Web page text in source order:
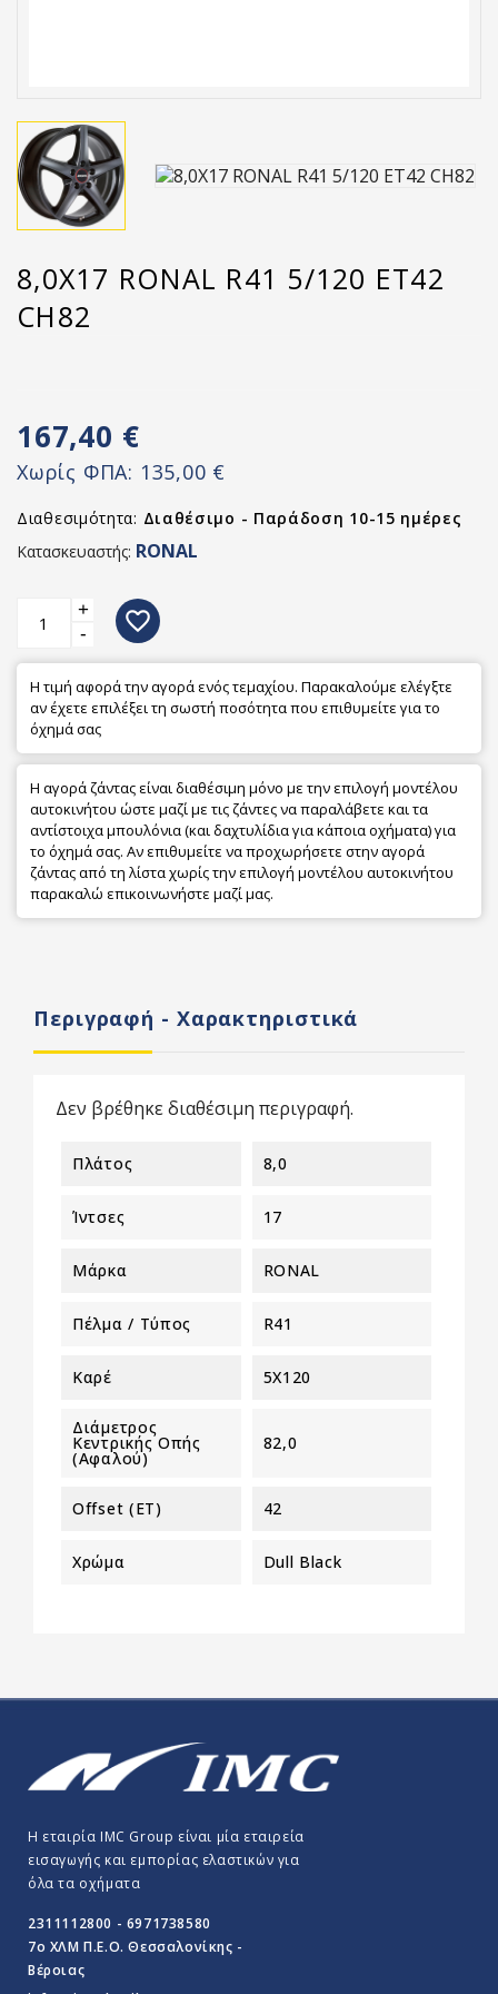
8,0X17 RONAL R41 5/120 ET42
CH82
167,40 €
Χωρίς ΦΠΑ: 135,00 €
Διαθεσιμότητα: Διαθέσιμο - Παράδοση 10-15 ημέρες
Κατασκευαστής: RONAL
+
-
favorite_border
Η τιμή αφορά την αγορά ενός τεμαχίου. Παρακαλούμε ελέγξτε
αν έχετε επιλέξει τη σωστή ποσότητα που επιθυμείτε για το
όχημά σας
Η αγορά ζάντας είναι διαθέσιμη μόνο με την επιλογή μοντέλου
αυτοκινήτου ώστε μαζί με τις ζάντες να παραλάβετε και τα
αντίστοιχα μπουλόνια (και δαχτυλίδια για κάποια οχήματα) για
το όχημά σας. Αν επιθυμείτε να προχωρήσετε στην αγορά
ζάντας από τη λίστα χωρίς την επιλογή μοντέλου αυτοκινήτου
παρακαλώ επικοινωνήστε μαζί μας.
Περιγραφή - Χαρακτηριστικά
Δεν βρέθηκε διαθέσιμη περιγραφή.
Πλάτος 8,0
Ίντσες 17
Μάρκα RONAL
Πέλμα / Τύπος R41
Καρέ 5X120
Διάμετρος
Κεντρικής Οπής
(αφαλού)
82,0
Offset (ET) 42
Χρώμα Dull Black
Η εταιρία IMC Group είναι μία εταιρεία
εισαγωγής και εμπορίας ελαστικών για
όλα τα οχήματα
2311112800 - 6971738580
7o ΧΛΜ Π.E.O. Θεσσαλονίκης -
Βέροιας